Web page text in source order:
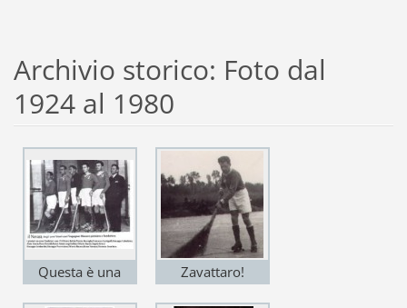
Archivio storico: Foto dal
1924 al 1980
Questa è una
Zavattaro!